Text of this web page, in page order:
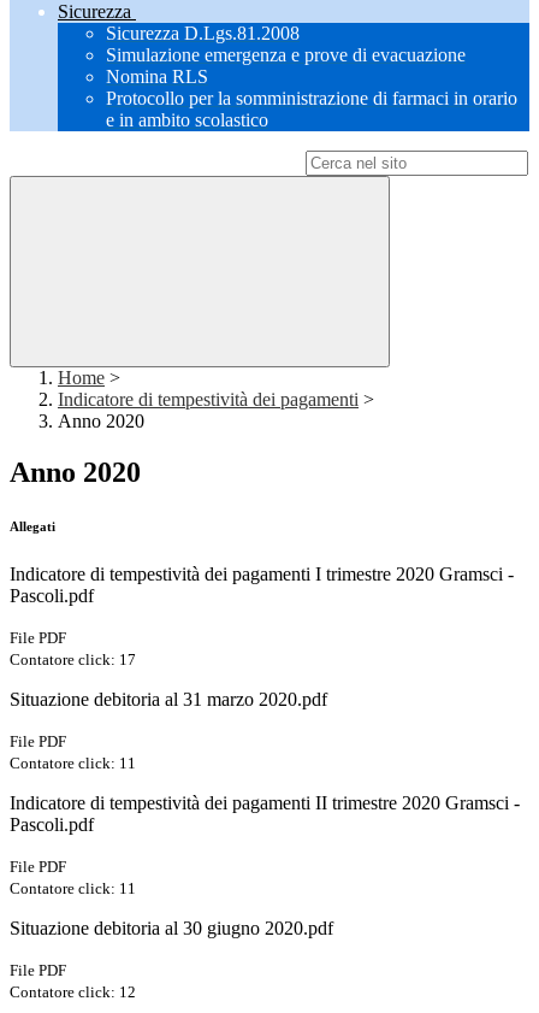
Sicurezza
Sicurezza D.Lgs.81.2008
Simulazione emergenza e prove di evacuazione
Nomina RLS
Protocollo per la somministrazione di farmaci in orario
e in ambito scolastico
Home >
Indicatore di tempestività dei pagamenti >
Anno 2020
Anno 2020
Allegati
Indicatore di tempestività dei pagamenti I trimestre 2020 Gramsci -
Pascoli.pdf
File PDF
Contatore click: 17
Situazione debitoria al 31 marzo 2020.pdf
File PDF
Contatore click: 11
Indicatore di tempestività dei pagamenti II trimestre 2020 Gramsci -
Pascoli.pdf
File PDF
Contatore click: 11
Situazione debitoria al 30 giugno 2020.pdf
File PDF
Contatore click: 12